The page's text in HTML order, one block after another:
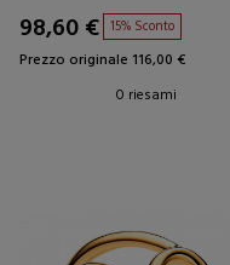
98,60 € 15% Sconto
Prezzo originale 116,00 €
0 riesami